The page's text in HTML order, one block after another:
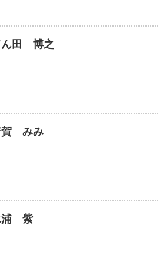
ん田 博之
賀 みみ
浦 紫